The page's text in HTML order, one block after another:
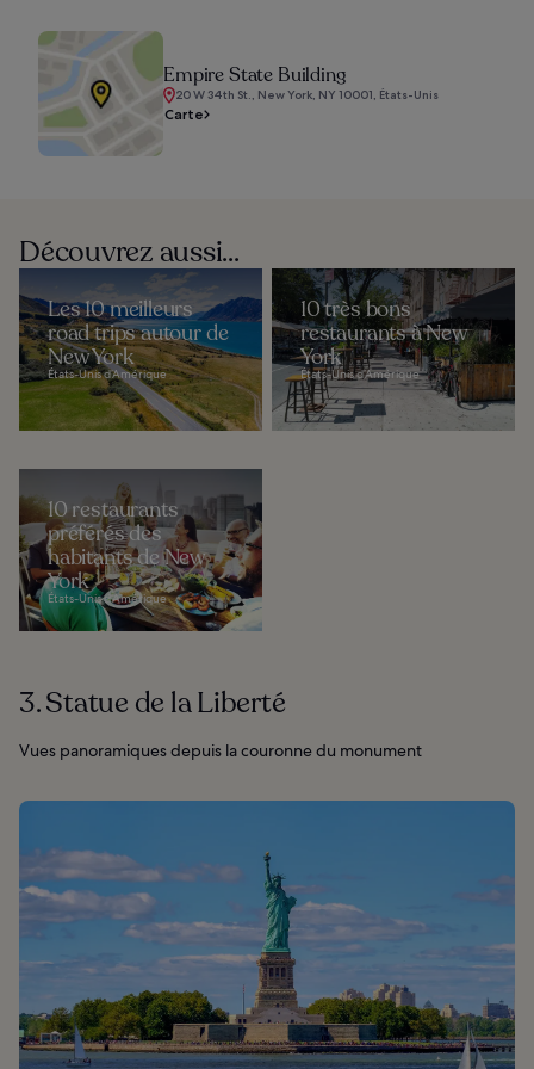
Empire State Building
20 W 34th St., New York, NY 10001, États-Unis
Carte
Découvrez aussi...
Les 10 meilleurs
road trips autour de
New York
États-Unis d’Amérique
10 très bons
restaurants à New
York
États-Unis d’Amérique
10 restaurants
préférés des
habitants de New
York
États-Unis d’Amérique
3. Statue de la Liberté
Vues panoramiques depuis la couronne du monument